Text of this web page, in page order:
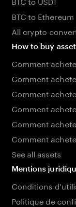
BTC to Ethereum
All crypto
How to buy
Comment
Comment
Comment
Comment
Comment
Comment
See all assets
Mentions
Conditions
Politique de